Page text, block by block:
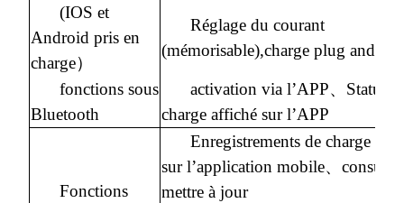
(IOS et
Android pris en
charge）
Réglage du courant
(mémorisable),charge plug and
fonctions sous
Bluetooth
activation via l’APP、Statut
charge affiché sur l’APP
Fonctions
Enregistrements de charge
sur l’application mobile、
mettre à jour